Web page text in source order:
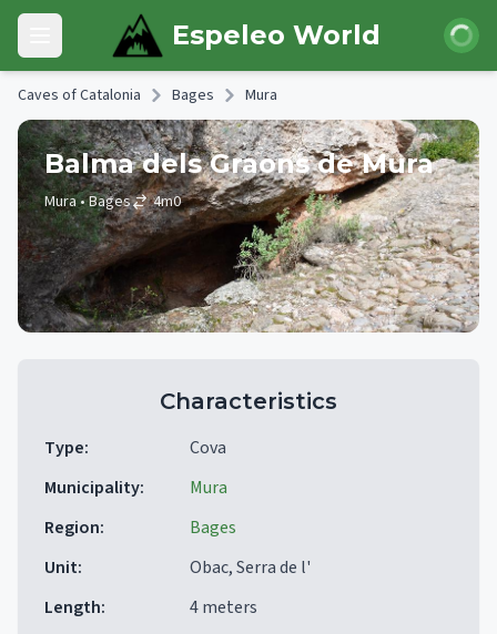
Skip to main content
Open main menu Espeleo World Login
Caves of Catalonia Bages Mura
Balma dels Graons de Mura
Mura• Bages 4m0
Characteristics
Type:
Cova
Municipality:
Mura
Region:
Bages
Unit:
Obac, Serra de l'
Length:
4 meters